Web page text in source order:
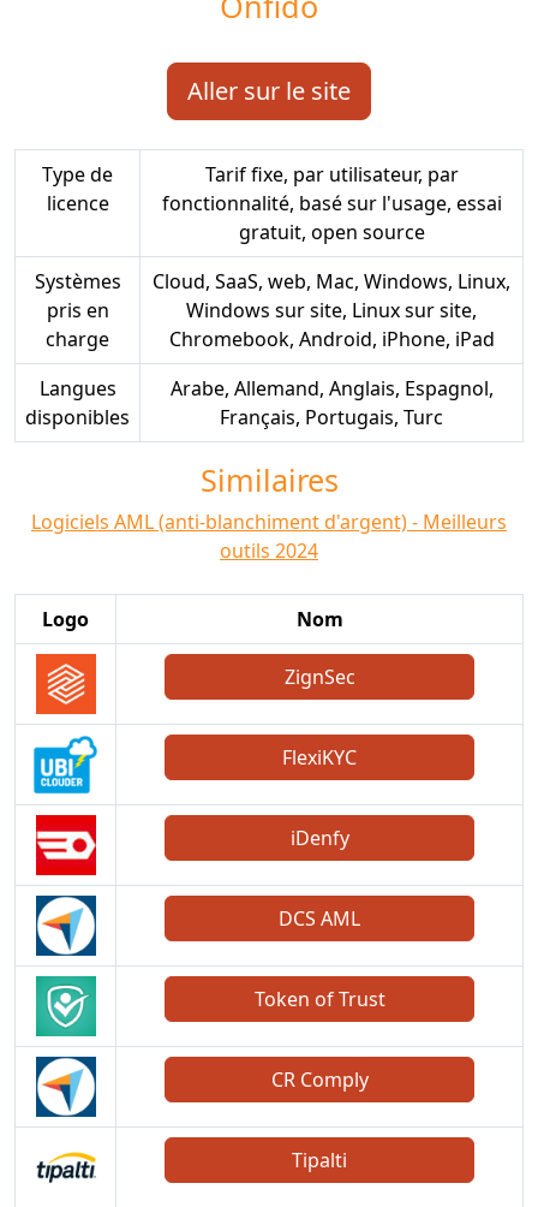
Aller sur le site
Type de
licence
Tarif fixe, par utilisateur, par
fonctionnalité, basé sur l'usage, essai
gratuit, open source
Systèmes
pris en
charge
Cloud, SaaS, web, Mac, Windows, Linux,
Windows sur site, Linux sur site,
Chromebook, Android, iPhone, iPad
Langues
disponibles
Arabe, Allemand, Anglais, Espagnol,
Français, Portugais, Turc
Similaires
Logiciels AML (anti-blanchiment d'argent) - Meilleurs
outils 2024
Logo Nom
ZignSec
FlexiKYC
iDenfy
DCS AML
Token of Trust
CR Comply
Tipalti